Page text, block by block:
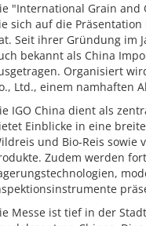
"International Grain and
sich auf die
Seit ihrer Gründung im
bekannt als China
Organisiert
Ltd., einem namhaften
IGO China dient als
Einblicke in eine
und Bio-Reis sowie
Zudem werden
Messe ist tief in der